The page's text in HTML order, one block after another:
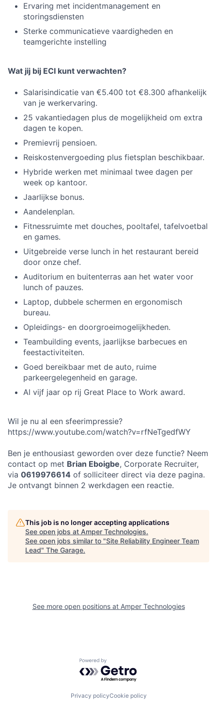
Ervaring met incidentmanagement en
storingsdiensten
Sterke communicatieve vaardigheden en
teamgerichte instelling
Wat jij bij ECI kunt verwachten?
Salarisindicatie van €5.400 tot €8.300 afhankelijk
van je werkervaring.
25 vakantiedagen plus de mogelijkheid om extra
dagen te kopen.
Premievrij pensioen.
Reiskostenvergoeding plus fietsplan beschikbaar.
Hybride werken met minimaal twee dagen per
week op kantoor.
Jaarlijkse bonus.
Aandelenplan.
Fitnessruimte met douches, pooltafel, tafelvoetbal
en games.
Uitgebreide verse lunch in het restaurant bereid
door onze chef.
Auditorium en buitenterras aan het water voor
lunch of pauzes.
Laptop, dubbele schermen en ergonomisch
bureau.
Opleidings- en doorgroeimogelijkheden.
Teambuilding events, jaarlijkse barbecues en
feestactiviteiten.
Goed bereikbaar met de auto, ruime
parkeergelegenheid en garage.
Al vijf jaar op rij Great Place to Work award.
Wil je nu al een sfeerimpressie?
https://www.youtube.com/watch?v=rfNeTgedfWY
Ben je enthousiast geworden over deze functie? Neem
contact op met Brian Eboigbe, Corporate Recruiter,
via 0619976614 of solliciteer direct via deze pagina.
Je ontvangt binnen 2 werkdagen een reactie.
This job is no longer accepting applications
See open jobs at Amper Technologies.
See open jobs similar to "Site Reliability Engineer Team
Lead" The Garage.
See more open positions at Amper Technologies
Powered by Getro.com
Privacy policyCookie policy